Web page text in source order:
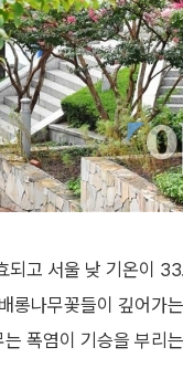
되고 서울 낮 기온이
롱나무꽃들이 깊어가
폭염이 기승을 부리